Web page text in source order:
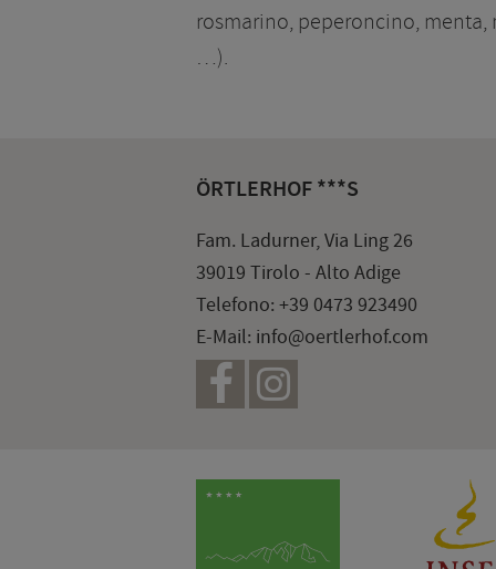
rosmarino, peperoncino,
…).
ÖRTLERHOF ***S
Fam. Ladurner, Via Ling 26
39019 Tirolo - Alto Adige
Telefono: +39 0473 923490
E-Mail: info@oertlerhof.com